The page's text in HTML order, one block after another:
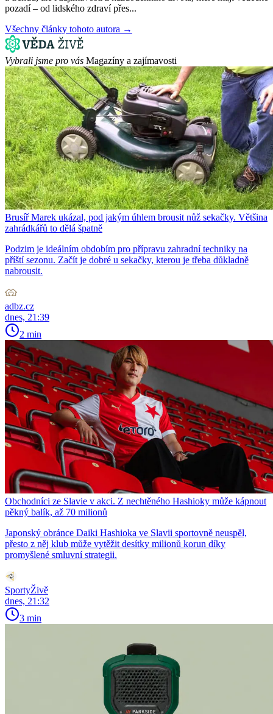
pozadí – od lidského zdraví přes...
Všechny články tohoto autora →
Vybrali jsme pro vás Magazíny a zajímavosti
Brusíř Marek ukázal, pod jakým úhlem brousit nůž sekačky. Většina
zahrádkářů to dělá špatně
Podzim je ideálním obdobím pro přípravu zahradní techniky na
příští sezonu. Začít je dobré u sekačky, kterou je třeba důkladně
nabrousit.
adbz.cz
dnes, 21:39
2 min
Obchodníci ze Slavie v akci. Z nechtěného Hashioky může kápnout
pěkný balík, až 70 milionů
Japonský obránce Daiki Hashioka ve Slavii sportovně neuspěl,
přesto z něj klub může vytěžit desítky milionů korun díky
promyšlené smluvní strategii.
SportyŽivě
dnes, 21:32
3 min